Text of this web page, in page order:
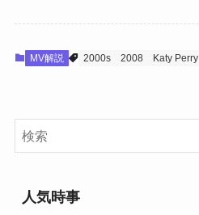
MV解説 2000s 2008 Katy Perry
人気時事